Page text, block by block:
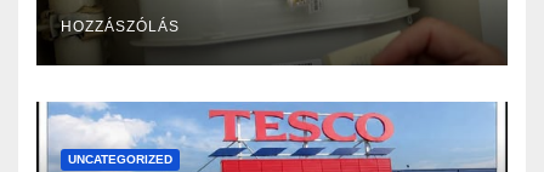
HOZZÁSZÓLÁS
UNCATEGORIZED